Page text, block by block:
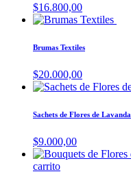
$16.800,00
Brumas Textiles
$20.000,00
Sachets de Flores de Lavanda
$9.000,00
carrito